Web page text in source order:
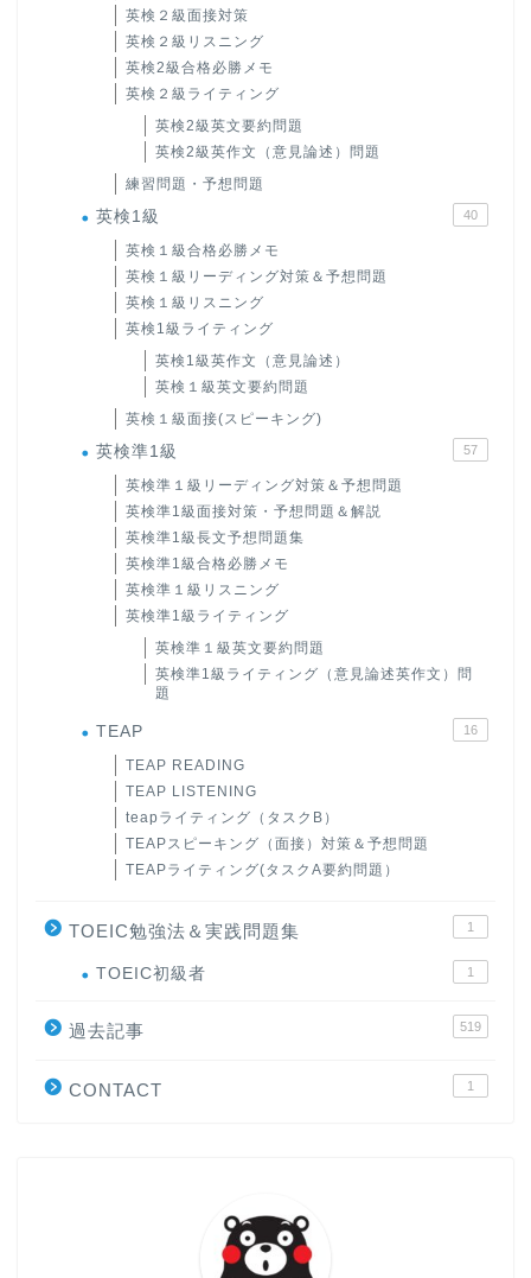
英検２級面接対策
英検２級リスニング
英検2級合格必勝メモ
英検２級ライティング
英検2級英文要約問題
英検2級英作文（意見論述）問題
練習問題・予想問題
英検1級 40
英検１級合格必勝メモ
英検１級リーディング対策＆予想問題
英検１級リスニング
英検1級ライティング
英検1級英作文（意見論述）
英検１級英文要約問題
英検１級面接(スピーキング)
英検準1級 57
英検準１級リーディング対策＆予想問題
英検準1級面接対策・予想問題＆解説
英検準1級長文予想問題集
英検準1級合格必勝メモ
英検準１級リスニング
英検準1級ライティング
英検準１級英文要約問題
英検準1級ライティング（意見論述英作文）問
題
TEAP 16
TEAP READING
TEAP LISTENING
teapライティング（タスクB）
TEAPスピーキング（面接）対策＆予想問題
TEAPライティング(タスクA要約問題）
TOEIC勉強法＆実践問題集 1
TOEIC初級者 1
過去記事 519
CONTACT 1
大学入試英語対策講座